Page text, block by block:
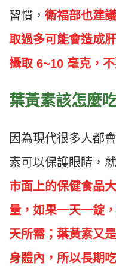
習慣， 衛福部也建
取過多可能會造成
攝取 6~10 毫克，
葉黃素該怎麼
因為現代很多人都
素可以保護眼睛，
市面上的保健食品
量，如果一天一錠
天所需；葉黃素又
身體內，所以長期